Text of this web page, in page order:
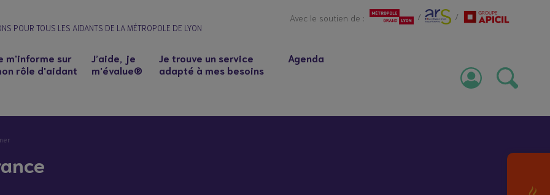
POUR TOUS LES AIDANTS DE LA MÉTROPOLE DE LYON
m'informe sur
rôle d'aidant
J’aide, je
m'évalue®
Je trouve un service
adapté à mes besoins
Agenda
Avec le soutien de : / /